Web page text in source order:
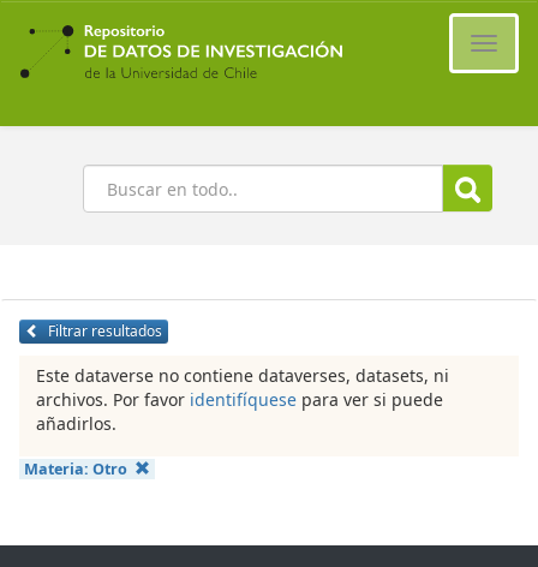
Ir
contenido
principal
Buscar
Filtrar resultados
Este dataverse no contiene dataverses, datasets, ni
archivos. Por favor identifíquese para ver si puede
añadirlos.
Materia: Otro